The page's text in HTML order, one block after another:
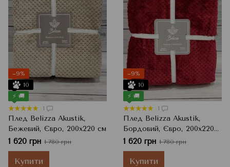
−9%
10
⚡ 🚚
1
Плед Belizza Akustik,
Бежевий, Євро, 200x220 см
1 620 грн 1 780 грн
Купити
−9%
10
⚡ 🚚
1
Плед Belizza Akustik,
Бордовий, Євро, 200x220
см
1 620 грн 1 780 грн
Купити